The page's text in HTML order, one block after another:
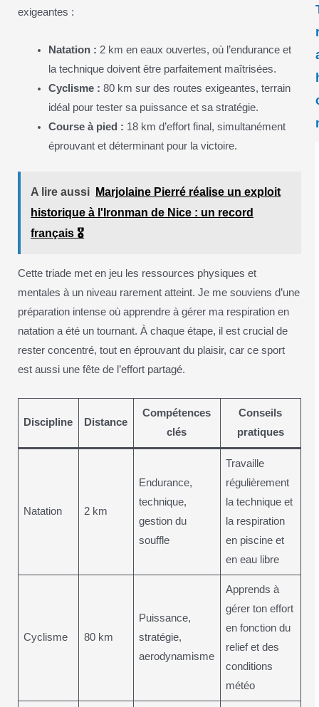
exigeantes :
Natation : 2 km en eaux ouvertes, où l’endurance et
la technique doivent être parfaitement maîtrisées.
Cyclisme : 80 km sur des routes exigeantes, terrain
idéal pour tester sa puissance et sa stratégie.
Course à pied : 18 km d’effort final, simultanément
éprouvant et déterminant pour la victoire.
A lire aussi
Marjolaine Pierré réalise un exploit
historique à l'Ironman de Nice : un record
français 🎖️
Cette triade met en jeu les ressources physiques et
mentales à un niveau rarement atteint. Je me souviens d’une
préparation intense où apprendre à gérer ma respiration en
natation a été un tournant. À chaque étape, il est crucial de
rester concentré, tout en éprouvant du plaisir, car ce sport
est aussi une fête de l’effort partagé.
Discipline Distance
Compétences
clés
Conseils
pratiques
Natation 2 km
Endurance,
technique,
gestion du
souffle
Travaille
régulièrement
la technique et
la respiration
en piscine et
en eau libre
Cyclisme 80 km
Puissance,
stratégie,
aerodynamisme
Apprends à
gérer ton effort
en fonction du
relief et des
conditions
météo